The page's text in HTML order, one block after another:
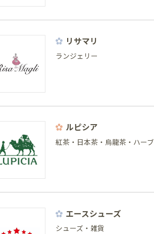
リサマリ
ランジェリー
ルピシア
紅茶・日本茶・烏龍茶・ハーブ
エースシューズ
シューズ・雑貨